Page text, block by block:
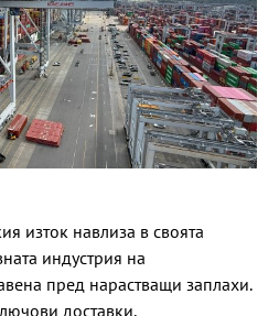
изток навлиза в своята
индустрия на
пред нарастващи заплахи.
доставки,